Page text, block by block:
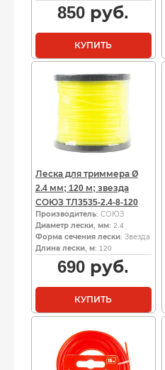
850 руб.
КУПИТЬ
Леска для триммера Ø
2.4 мм; 120 м; звезда
СОЮЗ ТЛ3535-2.4-8-120
Производитель: СОЮЗ
Диаметр лески, мм: 2.4
Форма сечения лески: Звезда
Длина лески, м: 120
690 руб.
КУПИТЬ